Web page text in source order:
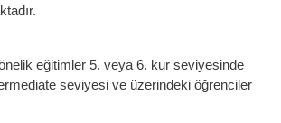
eğitimler 5. veya 6. kur seviyesinde
seviyesi ve üzerindeki öğrenciler